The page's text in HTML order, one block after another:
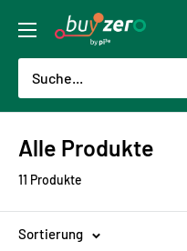
zum
Inhalt
buyzero.de
Alle Produkte
11 Produkte
Sortierung